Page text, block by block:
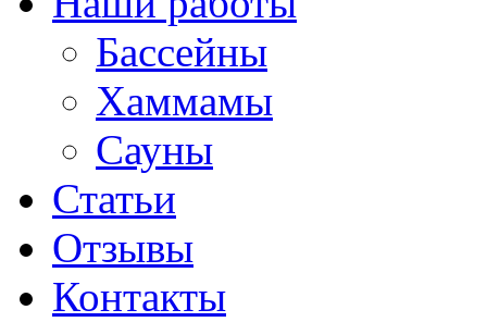
Бассейны
Хаммамы
Сауны
Статьи
Отзывы
Контакты